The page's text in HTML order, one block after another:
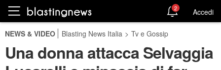
2 Accedi
NEWS & VIDEO Blasting News Italia > Tv e Gossip
Una donna attacca Selvaggia